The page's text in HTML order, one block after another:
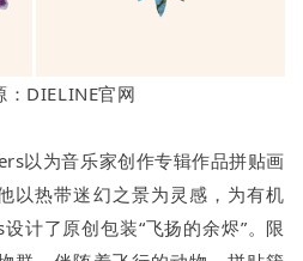
：DIELINE官网
以为音乐家创作专辑作品拼贴画
以热带迷幻之景为灵感，为有机
计了原创包装“飞扬的余烬”。限